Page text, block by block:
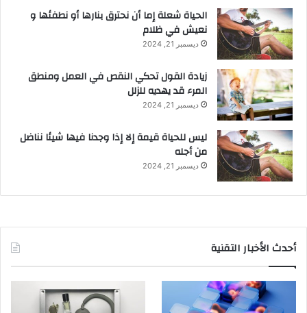
الحياة شعلة إما أن نحترق بنارها أو نطفئها و
نعيش في ظلام
ديسمبر 21, 2024
زيادة القول تحكي النقص في العمل ومنطق
المرء قد يهديه للزلل
ديسمبر 21, 2024
ليس للحياة قيمة إلا إذا وجدنا فيها شيئا نناضل
من أجله
ديسمبر 21, 2024
أحدث الأخبار التقنية